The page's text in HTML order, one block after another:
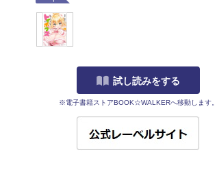
試し読みをする
※電子書籍ストアBOOK☆WALKERへ移動します。